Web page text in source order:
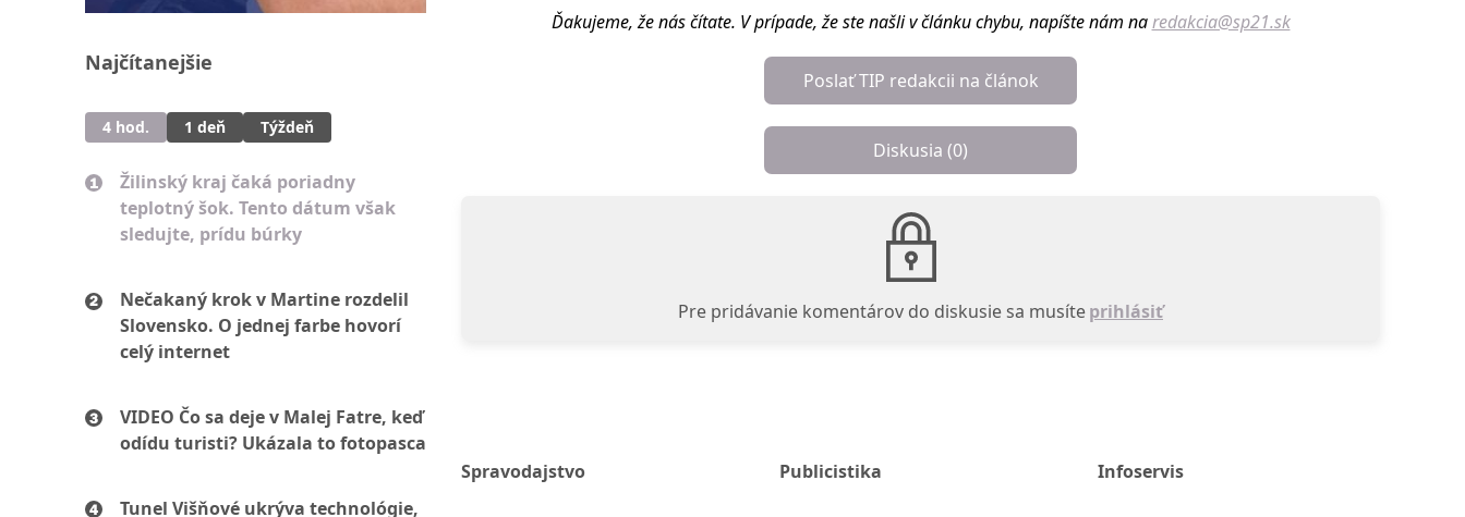
Najčítanejšie
4 hod. 1 deň Týždeň
Žilinský kraj čaká poriadny
teplotný šok. Tento dátum však
sledujte, prídu búrky
Nečakaný krok v Martine rozdelil
Slovensko. O jednej farbe hovorí
celý internet
VIDEO Čo sa deje v Malej Fatre, keď
odídu turisti? Ukázala to fotopasca
Tunel Višňové ukrýva technológie,
Ďakujeme, že nás čítate. V prípade, že ste našli v článku chybu, napíšte nám na redakcia@sp21.sk
Poslať TIP redakcii na článok
Diskusia (0)
Pre pridávanie komentárov do diskusie sa musíteprihlásiť
Spravodajstvo Publicistika Infoservis